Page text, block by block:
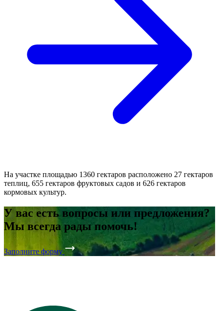
На участке площадью 1360 гектаров расположено 27 гектаров
теплиц, 655 гектаров фруктовых садов и 626 гектаров
кормовых культур.
У вас есть вопросы или предложения?
Мы всегда рады помочь!
Заполните форму